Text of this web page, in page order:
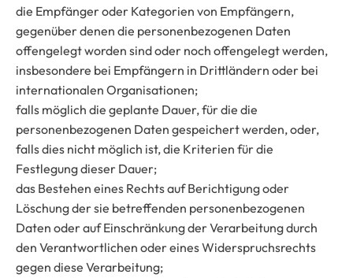
die Empfänger oder Kategorien von Empfängern,
gegenüber denen die personenbezogenen Daten
offengelegt worden sind oder noch offengelegt werden,
insbesondere bei Empfängern in Drittländern oder bei
internationalen Organisationen;
falls möglich die geplante Dauer, für die die
personenbezogenen Daten gespeichert werden, oder,
falls dies nicht möglich ist, die Kriterien für die
Festlegung dieser Dauer;
das Bestehen eines Rechts auf Berichtigung oder
Löschung der sie betreffenden personenbezogenen
Daten oder auf Einschränkung der Verarbeitung durch
den Verantwortlichen oder eines Widerspruchsrechts
gegen diese Verarbeitung;